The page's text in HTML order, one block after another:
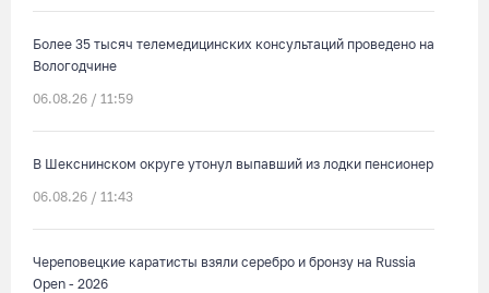
Более 35 тысяч телемедицинских консультаций проведено на
Вологодчине
06.08.26 / 11:59
В Шекснинском округе утонул выпавший из лодки пенсионер
06.08.26 / 11:43
Череповецкие каратисты взяли серебро и бронзу на Russia
Open - 2026